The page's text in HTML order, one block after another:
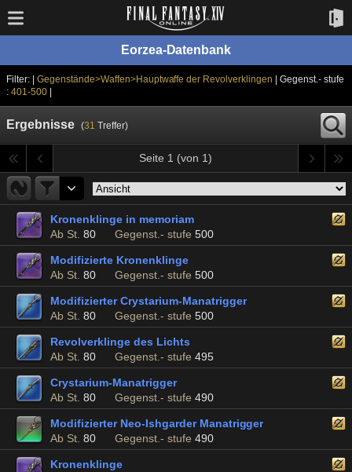
Eorzea-Datenbank
Filter: | Gegenstände>Waffen>Hauptwaffe der Revolverklingen | Gegenst.- stufe
: 401-500|
Ergebnisse (31 Treffer)
Seite 1 (von 1)
Kronenklinge in memoriam
Ab St. 80 Gegenst.- stufe 500
Modifizierte Kronenklinge
Ab St. 80 Gegenst.- stufe 500
Modifizierter Crystarium-Manatrigger
Ab St. 80 Gegenst.- stufe 500
Revolverklinge des Lichts
Ab St. 80 Gegenst.- stufe 495
Crystarium-Manatrigger
Ab St. 80 Gegenst.- stufe 490
Modifizierter Neo-Ishgarder Manatrigger
Ab St. 80 Gegenst.- stufe 490
Kronenklinge